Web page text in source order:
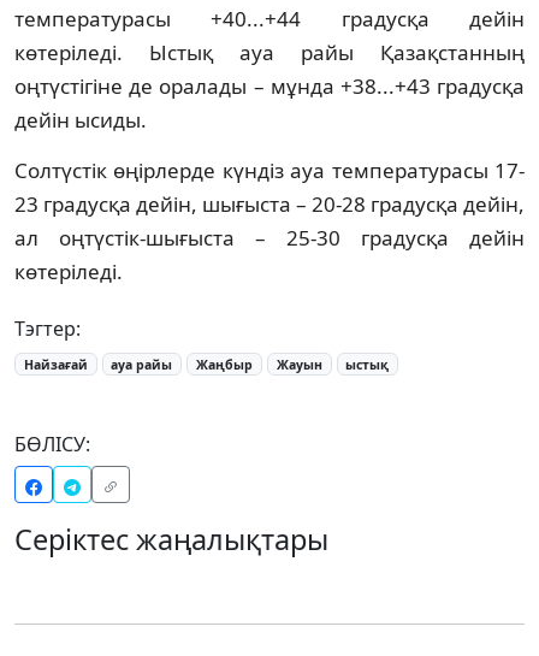
температурасы +40...+44 градусқа дейін
көтеріледі. Ыстық ауа райы Қазақстанның
оңтүстігіне де оралады – мұнда +38...+43 градусқа
дейін ысиды.
Солтүстік өңірлерде күндіз ауа температурасы 17-
23 градусқа дейін, шығыста – 20-28 градусқа дейін,
ал оңтүстік-шығыста – 25-30 градусқа дейін
көтеріледі.
Тэгтер:
Найзағай ауа райы Жаңбыр Жауын ыстық
БӨЛІСУ:
Серіктес жаңалықтары